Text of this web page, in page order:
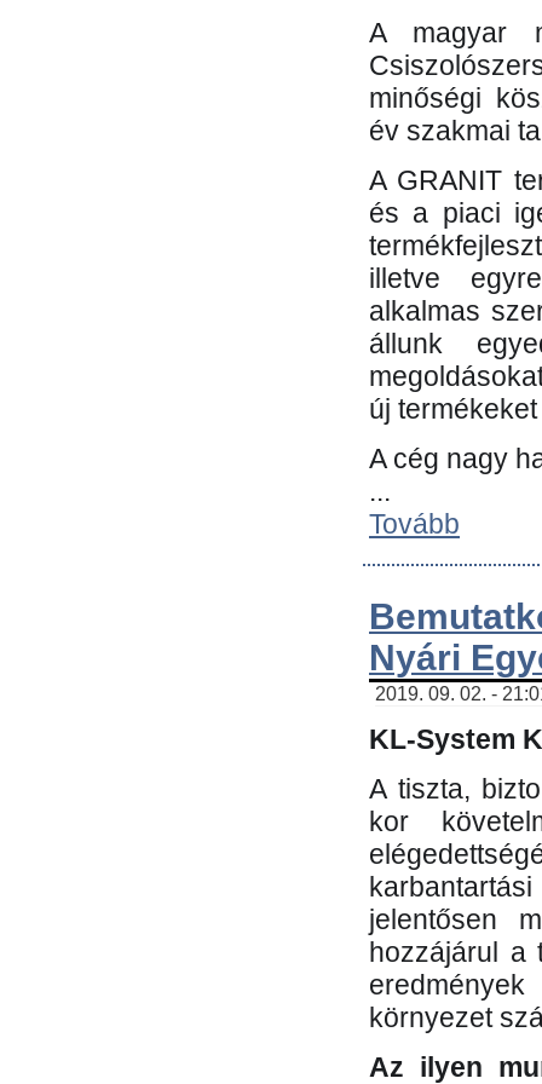
A magyar
minőségi
év szakmai
A GRANIT
és a piaci
illetve
alkalmas
állunk
új
A cég nagy
...
Tovább
Nyári
2019. 09. 02. -
KL-System
A tiszta,
kor
jelentősen
hozzájárul a
környezet
Az ilyen